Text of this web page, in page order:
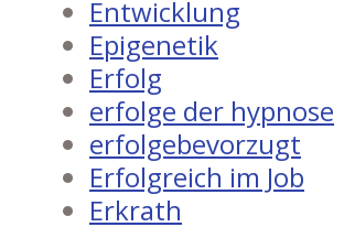
Entwicklung
Epigenetik
Erfolg
erfolge der hypnose
erfolgebevorzugt
Erfolgreich im Job
Erkrath